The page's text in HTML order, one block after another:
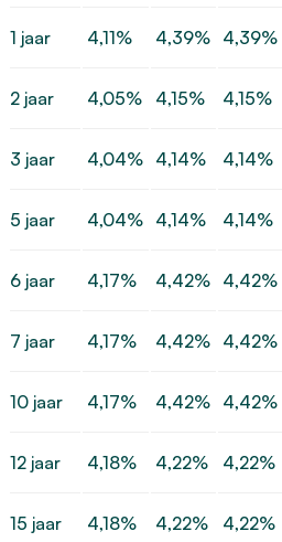
1 jaar 4,11% 4,39% 4,39%
2 jaar 4,05% 4,15% 4,15%
3 jaar 4,04% 4,14% 4,14%
5 jaar 4,04% 4,14% 4,14%
6 jaar 4,17% 4,42% 4,42%
7 jaar 4,17% 4,42% 4,42%
10 jaar 4,17% 4,42% 4,42%
12 jaar 4,18% 4,22% 4,22%
15 jaar 4,18% 4,22% 4,22%